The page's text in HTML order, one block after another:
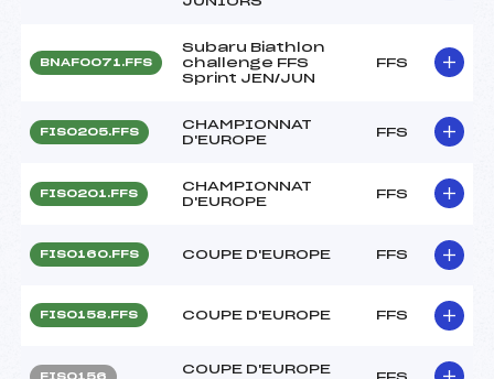
BNAF0071.FFS
Subaru Biathlon
challenge FFS
Sprint JEN/JUN
FFS
FIS0205.FFS
CHAMPIONNAT
D'EUROPE
FFS
FIS0201.FFS
CHAMPIONNAT
D'EUROPE
FFS
FIS0160.FFS COUPE D'EUROPE FFS
FIS0158.FFS COUPE D'EUROPE FFS
FIS0156
COUPE D'EUROPE
FFS